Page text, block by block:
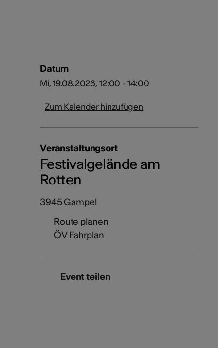
Datum
Mi, 19.08.2026, 12:00 - 14:00
Zum Kalender hinzufügen
Veranstaltungsort
Festivalgelände am
Rotten
3945 Gampel
Route planen
ÖV Fahrplan
Event teilen